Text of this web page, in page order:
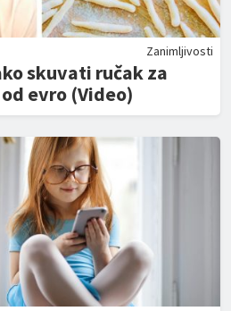
Zanimljivosti
skuvati ručak za
evro (Video)